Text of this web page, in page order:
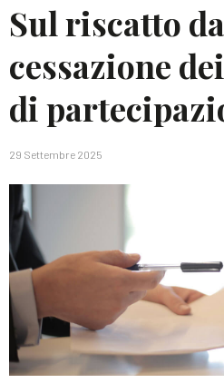
Sul riscatto
cessazione
di
29 Settembre 2025